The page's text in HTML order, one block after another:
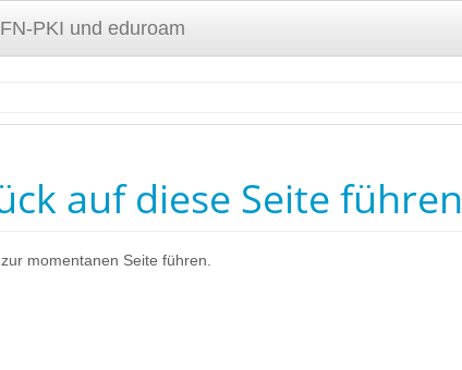
PKI und eduroam
auf diese Seite führen
momentanen Seite führen.